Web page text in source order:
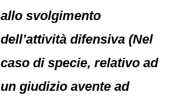
allo svolgimento
dell’attività difensiva (Nel
caso di specie, relativo ad
un giudizio avente ad